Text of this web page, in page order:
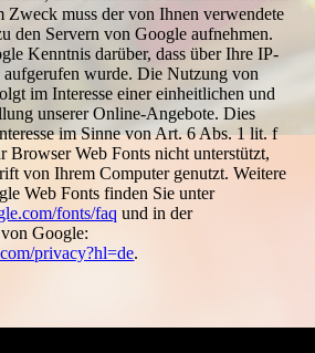
Zweck muss der von Ihnen verwendete
den Servern von Google aufnehmen.
Kenntnis darüber, dass über Ihre IP-
aufgerufen wurde. Die Nutzung von
im Interesse einer einheitlichen und
unserer Online-Angebote. Dies
im Sinne von Art. 6 Abs. 1 lit. f
Browser Web Fonts nicht unterstützt,
von Ihrem Computer genutzt. Weitere
Web Fonts finden Sie unter
fonts/faq und in der
Google:
privacy?hl=de.